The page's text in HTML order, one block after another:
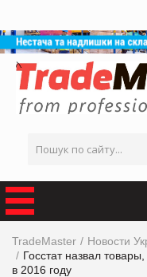
TradeMaster
Новости
Госстат назвал
в 2016 году